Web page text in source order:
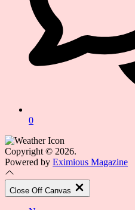
0
Copyright © 2026.
Powered by Eximious Magazine
Close Off Canvas